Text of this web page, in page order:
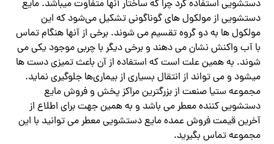
دستشویی استفاده کرد چرا که ساختار آنها متفاوت میباشد. مایع
دستشویی از مولکول های گوناگونی تشکیل می‌شود که این
مولکول ها به دو گروه تقسیم می شوند. برخی از آنها هنگام تماس
با آب واکنش نشان می دهند و برخی دیگر با چربی موجود یکی می
شوند. به همین علت است که استفاده از آن باعث تمیزی دست ها
میشود و می تواند از انتقال بسیاری از بیماری‌ها جلوگیری نماید.
مجموعه ستیا صنعت از بزرگترین مراکز پخش و فروش مایع
دستشویی کننده معطر می باشد و به همین جهت برای اطلاع از
آخرین قیمت فروش عمده مایع دستشویی معطر می توانید با این
مجموعه تماس بگیرید.